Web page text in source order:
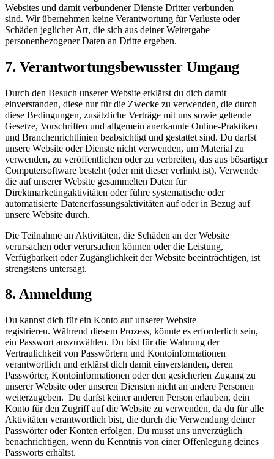
Websites und damit verbundener Dienste Dritter verbunden
sind. Wir übernehmen keine Verantwortung für Verluste oder
Schäden jeglicher Art, die sich aus deiner Weitergabe
personenbezogener Daten an Dritte ergeben.
7. Verantwortungsbewusster Umgang
Durch den Besuch unserer Website erklärst du dich damit
einverstanden, diese nur für die Zwecke zu verwenden, die durch
diese Bedingungen, zusätzliche Verträge mit uns sowie geltende
Gesetze, Vorschriften und allgemein anerkannte Online-Praktiken
und Branchenrichtlinien beabsichtigt und gestattet sind. Du darfst
unsere Website oder Dienste nicht verwenden, um Material zu
verwenden, zu veröffentlichen oder zu verbreiten, das aus bösartiger
Computersoftware besteht (oder mit dieser verlinkt ist). Verwende
die auf unserer Website gesammelten Daten für
Direktmarketingaktivitäten oder führe systematische oder
automatisierte Datenerfassungsaktivitäten auf oder in Bezug auf
unsere Website durch.
Die Teilnahme an Aktivitäten, die Schäden an der Website
verursachen oder verursachen können oder die Leistung,
Verfügbarkeit oder Zugänglichkeit der Website beeinträchtigen, ist
strengstens untersagt.
8. Anmeldung
Du kannst dich für ein Konto auf unserer Website
registrieren. Während diesem Prozess, könnte es erforderlich sein,
ein Passwort auszuwählen. Du bist für die Wahrung der
Vertraulichkeit von Passwörtern und Kontoinformationen
verantwortlich und erklärst dich damit einverstanden, deren
Passwörter, Kontoinformationen oder den gesicherten Zugang zu
unserer Website oder unseren Diensten nicht an andere Personen
weiterzugeben. Du darfst keiner anderen Person erlauben, dein
Konto für den Zugriff auf die Website zu verwenden, da du für alle
Aktivitäten verantwortlich bist, die durch die Verwendung deiner
Passwörter oder Konten erfolgen. Du musst uns unverzüglich
benachrichtigen, wenn du Kenntnis von einer Offenlegung deines
Passworts erhältst.